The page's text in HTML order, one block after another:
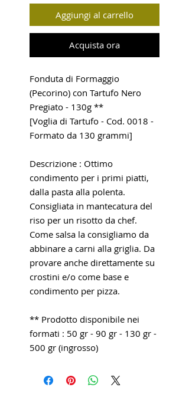
Aggiungi al carrello
Acquista ora
Fonduta di Formaggio
(Pecorino) con Tartufo Nero
Pregiato - 130g **
[Voglia di Tartufo - Cod. 0018 -
Formato da 130 grammi]
Descrizione : Ottimo
condimento per i primi piatti,
dalla pasta alla polenta.
Consigliata in mantecatura del
riso per un risotto da chef.
Come salsa la consigliamo da
abbinare a carni alla griglia. Da
provare anche direttamente su
crostini e/o come base e
condimento per pizza.
** Prodotto disponibile nei
formati : 50 gr - 90 gr - 130 gr -
500 gr (ingrosso)